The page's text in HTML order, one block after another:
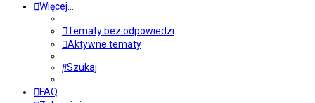
Więcej…
Tematy bez odpowiedzi
Aktywne tematy
Szukaj
FAQ